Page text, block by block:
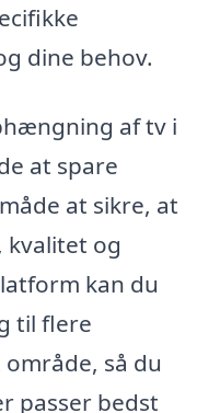
dine behov.
af tv i
at spare
at sikre, at
kvalitet og
kan du
til flere
så du
passer bedst